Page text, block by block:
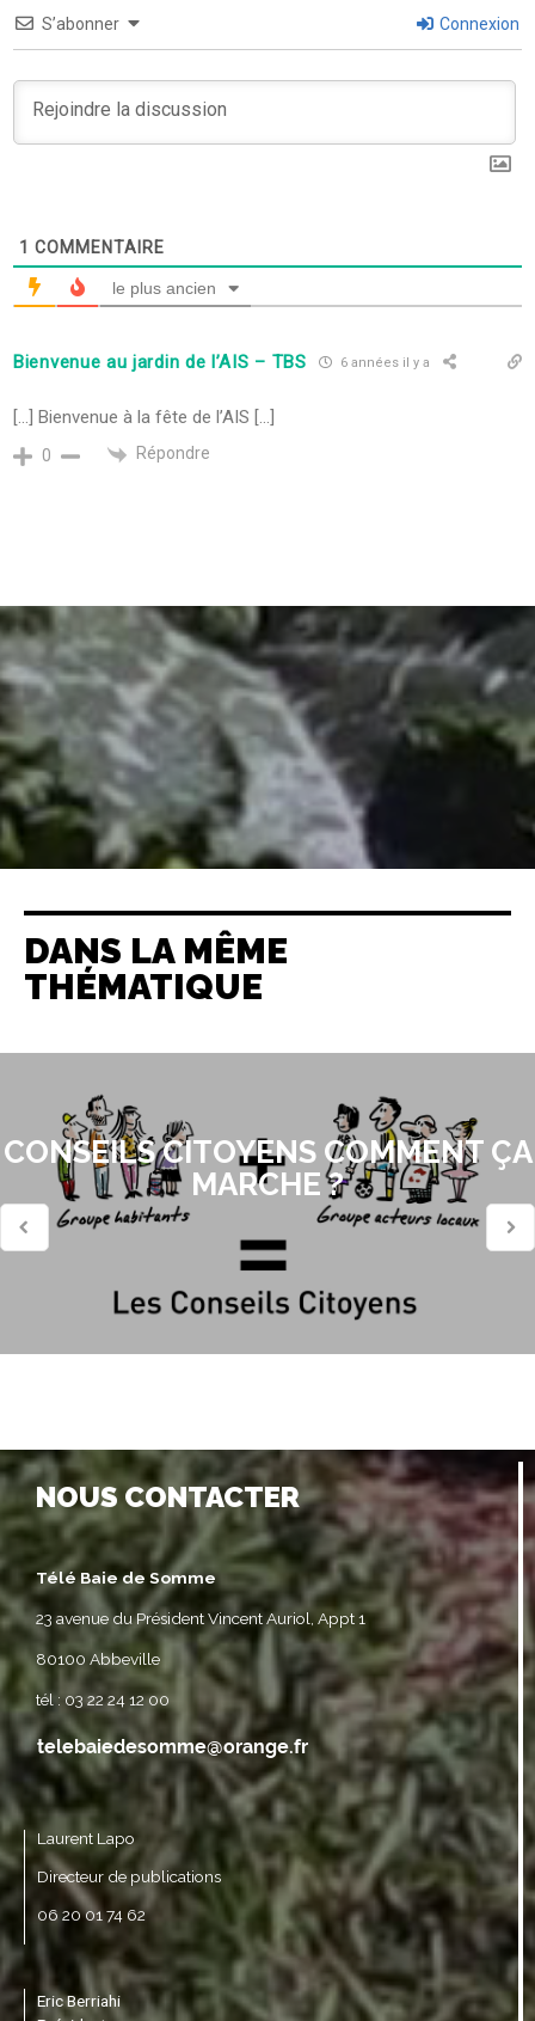
S’abonner Connexion
1 COMMENTAIRE
le plus ancien
Bienvenue au jardin de l’AIS – TBS 6 années il y a
[…] Bienvenue à la fête de l’AIS […]
0 Répondre
DANS LA MÊME
THÉMATIQUE
CONSEILS CITOYENS COMMENT ÇA
MARCHE ?
NOUS CONTACTER
Télé Baie de Somme
23 avenue du Président Vincent Auriol, Appt 1
80100 Abbeville
tél : 03 22 24 12 00
Laurent Lapo
Directeur de publications
06 20 01 74 62
Eric Berriahi